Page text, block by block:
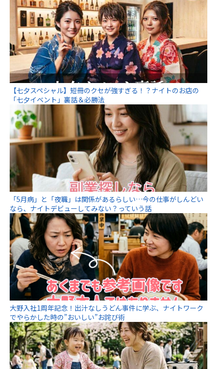
【七夕スペシャル】短冊のクセが強すぎる！？ナイトのお店の
「七夕イベント」裏話＆必勝法
「5月病」と「夜職」は関係があるらしい…今の仕事がしんどい
なら、ナイトデビューしてみない？っていう話
大野入社1周年記念！出汁なしうどん事件に学ぶ、ナイトワーク
でやらかした時の”おいしい”お詫び術